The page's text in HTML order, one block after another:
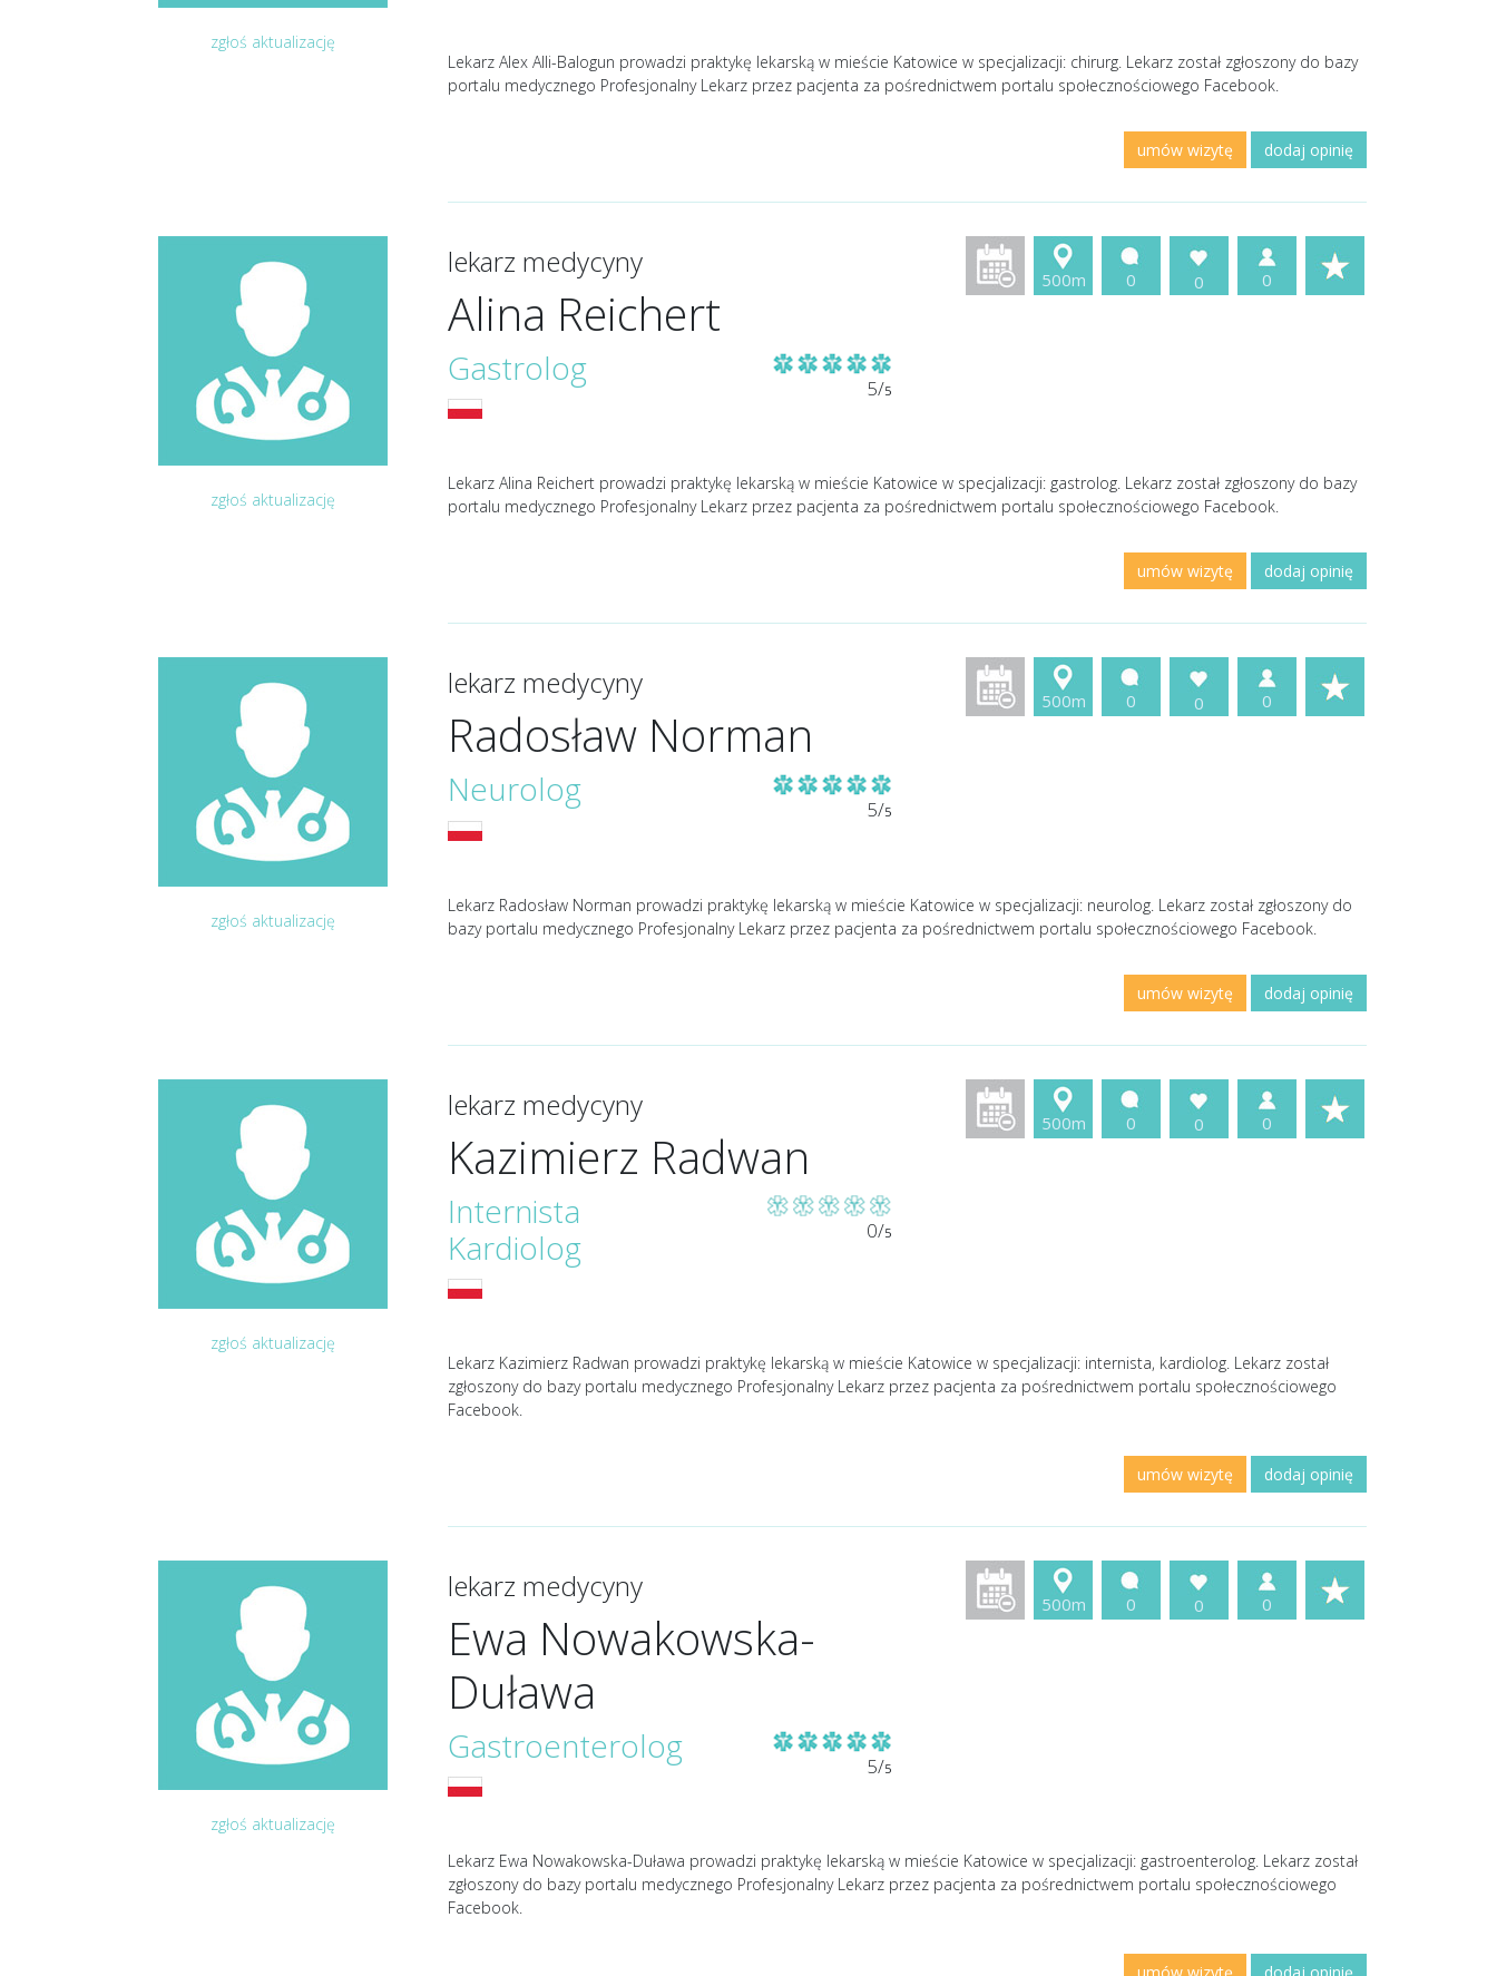
zgłoś aktualizację
Lekarz Alex Alli-Balogun prowadzi praktykę lekarską w mieście Katowice w specjalizacji: chirurg. Lekarz został zgłoszony do bazy
portalu medycznego Profesjonalny Lekarz przez pacjenta za pośrednictwem portalu społecznościowego Facebook.
umów wizytę dodaj opinię
zgłoś aktualizację
lekarz medycyny
Alina Reichert
Gastrolog 5/5
500m 0 0 0
Lekarz Alina Reichert prowadzi praktykę lekarską w mieście Katowice w specjalizacji: gastrolog. Lekarz został zgłoszony do bazy
portalu medycznego Profesjonalny Lekarz przez pacjenta za pośrednictwem portalu społecznościowego Facebook.
umów wizytę dodaj opinię
zgłoś aktualizację
lekarz medycyny
Radosław Norman
Neurolog 5/5
500m 0 0 0
Lekarz Radosław Norman prowadzi praktykę lekarską w mieście Katowice w specjalizacji: neurolog. Lekarz został zgłoszony do
bazy portalu medycznego Profesjonalny Lekarz przez pacjenta za pośrednictwem portalu społecznościowego Facebook.
umów wizytę dodaj opinię
zgłoś aktualizację
lekarz medycyny
Kazimierz Radwan
Internista
Kardiolog
0/5
500m 0 0 0
Lekarz Kazimierz Radwan prowadzi praktykę lekarską w mieście Katowice w specjalizacji: internista, kardiolog. Lekarz został
zgłoszony do bazy portalu medycznego Profesjonalny Lekarz przez pacjenta za pośrednictwem portalu społecznościowego
Facebook.
umów wizytę dodaj opinię
zgłoś aktualizację
lekarz medycyny
Ewa Nowakowska-
Duława
Gastroenterolog 5/5
500m 0 0 0
Lekarz Ewa Nowakowska-Duława prowadzi praktykę lekarską w mieście Katowice w specjalizacji: gastroenterolog. Lekarz został
zgłoszony do bazy portalu medycznego Profesjonalny Lekarz przez pacjenta za pośrednictwem portalu społecznościowego
Facebook.